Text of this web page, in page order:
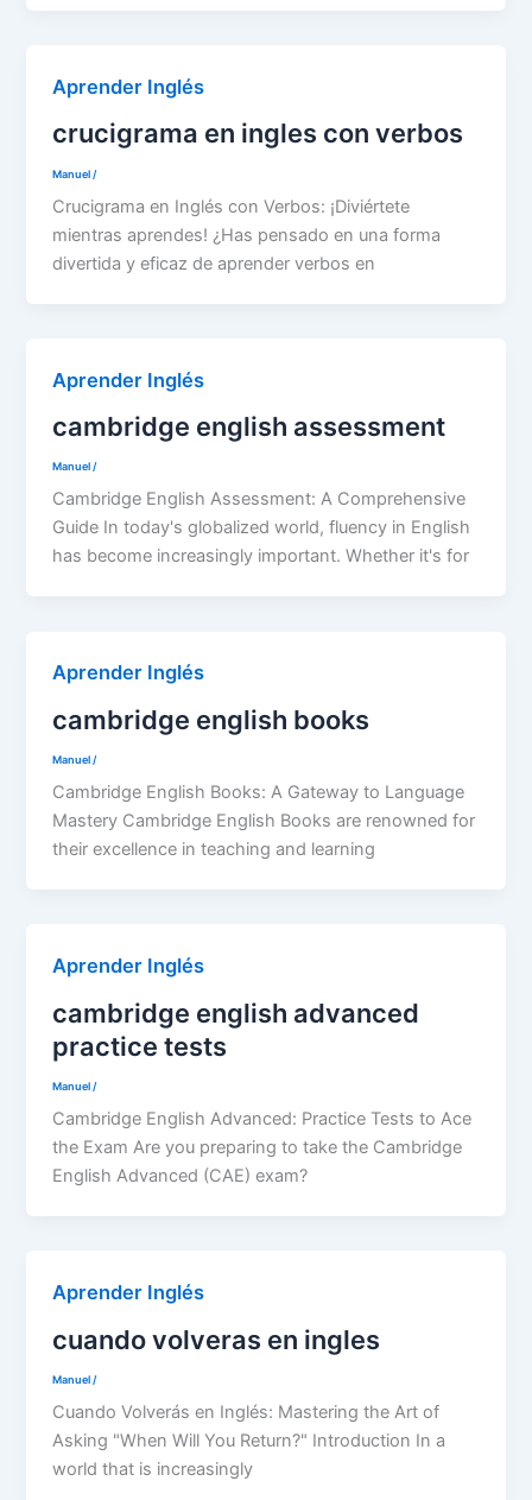
Aprender Inglés
crucigrama en ingles con verbos
Manuel/
Crucigrama en Inglés con Verbos: ¡Diviértete
mientras aprendes! ¿Has pensado en una forma
divertida y eficaz de aprender verbos en
Aprender Inglés
cambridge english assessment
Manuel/
Cambridge English Assessment: A Comprehensive
Guide In today's globalized world, fluency in English
has become increasingly important. Whether it's for
Aprender Inglés
cambridge english books
Manuel/
Cambridge English Books: A Gateway to Language
Mastery Cambridge English Books are renowned for
their excellence in teaching and learning
Aprender Inglés
cambridge english advanced
practice tests
Manuel/
Cambridge English Advanced: Practice Tests to Ace
the Exam Are you preparing to take the Cambridge
English Advanced (CAE) exam?
Aprender Inglés
cuando volveras en ingles
Manuel/
Cuando Volverás en Inglés: Mastering the Art of
Asking "When Will You Return?" Introduction In a
world that is increasingly